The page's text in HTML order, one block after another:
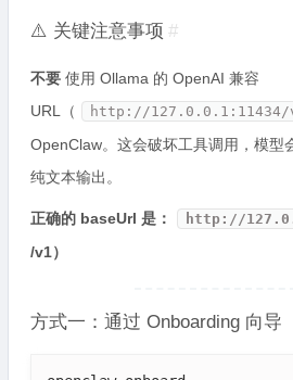
⚠️ 关键注意事项 #
不要 使用 Ollama 的 OpenAI 兼容
URL（
http://127.0.0.1:11434/
OpenClaw。这会破坏工具调用，模型
纯文本输出。
正确的 baseUrl 是： http://
/v1）
方式一：通过 Onboarding 向导